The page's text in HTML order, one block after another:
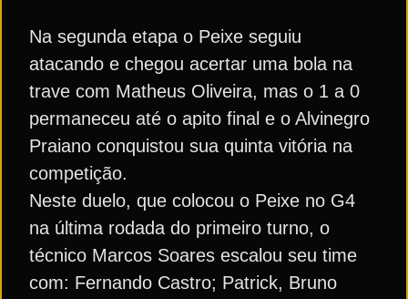
Na segunda etapa o Peixe seguiu
atacando e chegou acertar uma bola na
trave com Matheus Oliveira, mas o 1 a 0
permaneceu até o apito final e o Alvinegro
Praiano conquistou sua quinta vitória na
competição.
Neste duelo, que colocou o Peixe no G4
na última rodada do primeiro turno, o
técnico Marcos Soares escalou seu time
com: Fernando Castro; Patrick, Bruno